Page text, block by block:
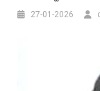
27-01-2026